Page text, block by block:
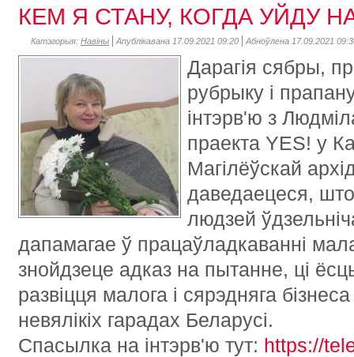
КЕМ Я СТАНУ, КОГДА УЙДУ
Катэгорыя: Навіны Апублікавана 17.09.2021 09:20 Абноўлена 17.09.2021
Дарагія сябры,
рубрыку і
інтэрв'ю з
праекта YES! у
Магілёўскай
даведаецеся,
людзей
дапамагае ў працаўладкаванні
знойдзеце адказ на пытанне, ці
развіцця малога і сярэдняга
невялікіх гарадах Беларусі.
Спасылка на інтэрв'ю тут: https://